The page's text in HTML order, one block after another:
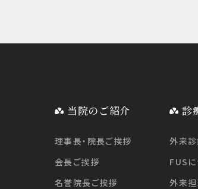
当院のご紹介
理事長・院長ご挨拶
会長ご挨拶
名誉院長ご挨拶
診
外来
FUS
外来